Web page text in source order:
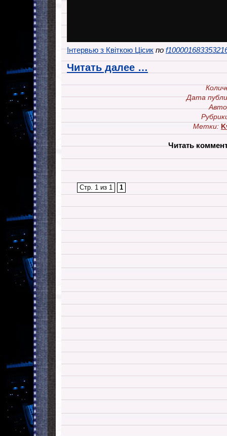
Інтервью з Квіткою Цісик по
Читать далее …
Дата
Метки:
Читать
Стр. 1 из 1 1